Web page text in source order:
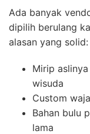
Ada banyak
dipilih berulang
alasan yang solid:
Mirip
wisuda
Custom
Bahan bulu
lama